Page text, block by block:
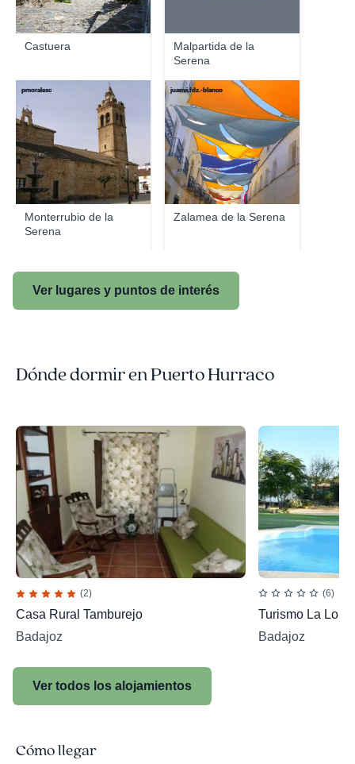
Castuera
Malpartida de la
Serena
Monterrubio de la
Serena
pmoralesc
Zalamea de la Serena
juanvi.fdz.-blanco
Ver lugares y puntos de interés
Dónde dormir en Puerto Hurraco
(2)
Casa Rural Tamburejo
Badajoz
(6)
Turismo La Loma
Badajoz
Ver todos los alojamientos
Cómo llegar